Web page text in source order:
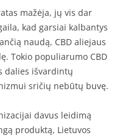
mažėja, jų vis dar
kad garsiai kalbantys
naudą, CBD aliejaus
Tokio populiarumo CBD
dalies išvardintų
sričių nebūtų buvę.
davus leidimą
produktą, Lietuvos